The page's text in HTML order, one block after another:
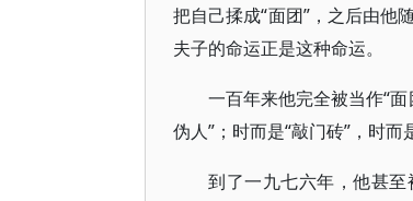
把自己揉成“面团”，之后由他
夫子的命运正是这种命运。
一百年来他完全被当作“面
伪人”；时而是“敲门砖”，时而
到了一九七六年，他甚